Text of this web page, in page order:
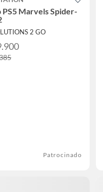
PS5 Marvels Spider-
2 GO
Patrocinado